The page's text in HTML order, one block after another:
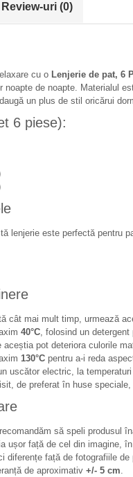
Review-uri (0)
cu o Lenjerie de pat, 6
noapte de noapte. Materialul
un plus de stil oricărui
6 piese):
lenjerie este perfectă pentru
cât mai mult timp, urmează
40°C, folosind un detergent
pot deteriora culorile
130°C pentru a-i reda
uscător electric, la
de preferat în huse
să speli produsul
ușor față de cel din
diferențe față de fotografiile
de aproximativ +/- 5 cm.